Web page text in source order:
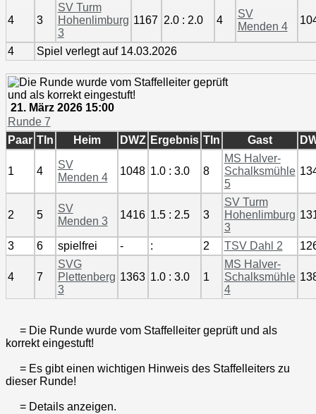
4 3
SV Turm
Hohenlimburg
3
1167 2.0 : 2.0 4
SV
Menden 4
4 Spiel verlegt auf 14.03.2026
21. März 2026 15:00
Runde 7
Paar Tln Heim DWZ Ergebnis Tln Gast
1 4
SV
Menden 4
1048 1.0 : 3.0 8
MS Halver-
Schalksmühle
5
2 5
SV
Menden 3
1416 1.5 : 2.5 3
SV Turm
Hohenlimburg
3
3 6 spielfrei - : 2 TSV Dahl 2
4 7
SVG
Plettenberg
3
1363 1.0 : 3.0 1
MS Halver-
Schalksmühle
4
= Die Runde wurde vom Staffelleiter geprüft und als
korrekt eingestuft!
= Es gibt einen wichtigen Hinweis des Staffelleiters zu
dieser Runde!
= Details anzeigen.